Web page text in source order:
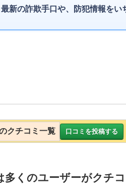
最新の詐欺手口や、防犯情報をい
クチコミ一覧 口コミを投稿する
多くのユーザーがクチ